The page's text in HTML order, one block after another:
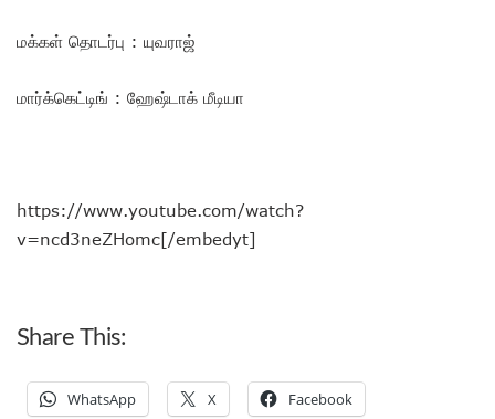
மக்கள் தொடர்பு : யுவராஜ்
மார்க்கெட்டிங் : ஹேஷ்டாக் மீடியா
https://www.youtube.com/watch?
v=ncd3neZHomc[/embedyt]
Share This:
WhatsApp X Facebook